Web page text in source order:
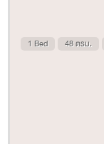
1 Bed 48 ตรม.